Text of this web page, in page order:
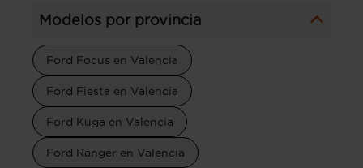
Modelos por provincia
Ford Focus en Valencia
Ford Fiesta en Valencia
Ford Kuga en Valencia
Ford Ranger en Valencia